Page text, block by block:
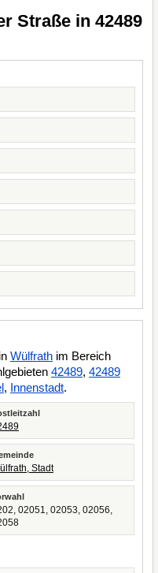
Straße in 42489
Wülfrath im Bereich
42489, 42489
, Innenstadt.
Stadt
02051, 02053, 02056,